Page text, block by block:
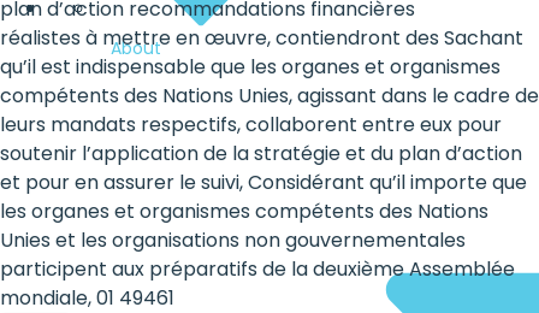
About
plan d’action recommandations financières
réalistes à mettre en œuvre, contiendront des Sachant
qu’il est indispensable que les organes et organismes
compétents des Nations Unies, agissant dans le cadre de
leurs mandats respectifs, collaborent entre eux pour
soutenir l’application de la stratégie et du plan d’action
et pour en assurer le suivi, Considérant qu’il importe que
les organes et organismes compétents des Nations
Unies et les organisations non gouvernementales
participent aux préparatifs de la deuxième Assemblée
mondiale, 01 49461